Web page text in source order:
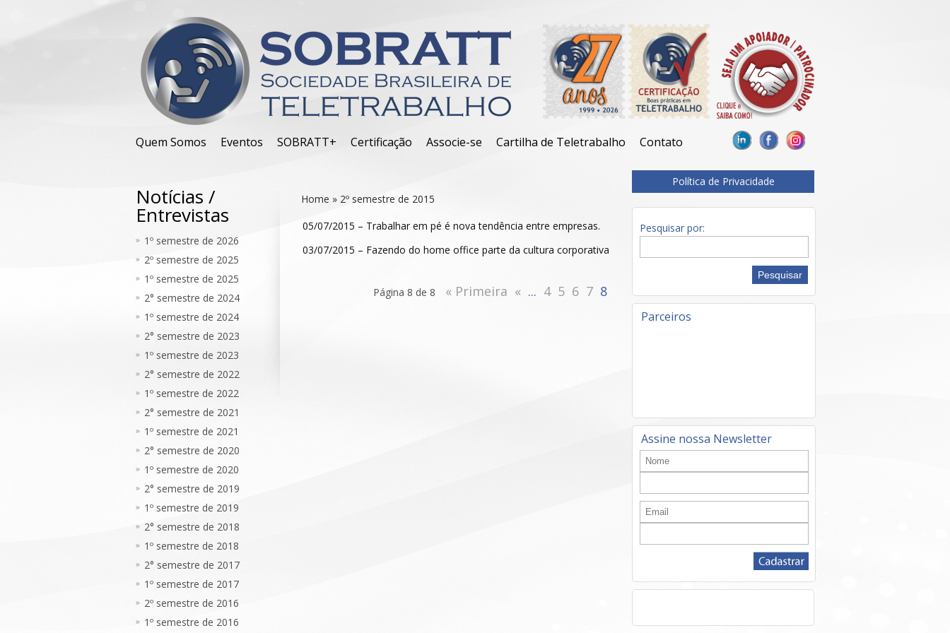
Quem Somos Eventos SOBRATT+ Certificação Associe-se Cartilha de Teletrabalho Contato
Notícias /
Entrevistas
1º semestre de 2026
2º semestre de 2025
1º semestre de 2025
2° semestre de 2024
1º semestre de 2024
2° semestre de 2023
1º semestre de 2023
2° semestre de 2022
1º semestre de 2022
2° semestre de 2021
1º semestre de 2021
2° semestre de 2020
1º semestre de 2020
2° semestre de 2019
1º semestre de 2019
2° semestre de 2018
1º semestre de 2018
2° semestre de 2017
1º semestre de 2017
2º semestre de 2016
1º semestre de 2016
Home » 2º semestre de 2015
05/07/2015 – Trabalhar em pé é nova tendência entre empresas.
03/07/2015 – Fazendo do home office parte da cultura corporativa
Página 8 de 8 « Primeira « ... 4 5 6 7 8
Política de Privacidade
Pesquisar por:
Parceiros
Assine nossa Newsletter